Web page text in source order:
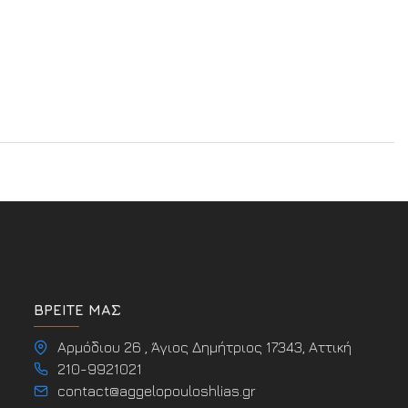
ΒΡΕΊΤΕ ΜΑΣ
Αρμόδιου 26 , Άγιος Δημήτριος 17343, Αττική
210-9921021
contact@aggelopouloshlias.gr